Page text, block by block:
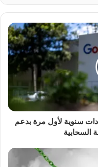
دولار إيرادات سنوية لأول مرة بدعم
السحابية